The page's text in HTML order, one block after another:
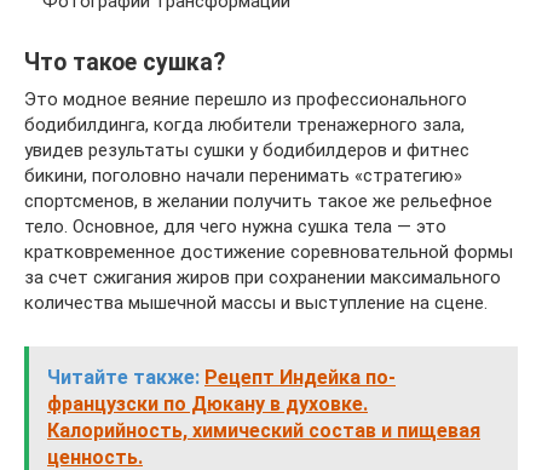
Что такое сушка?
Это модное веяние перешло из профессионального
бодибилдинга, когда любители тренажерного зала,
увидев результаты сушки у бодибилдеров и фитнес
бикини, поголовно начали перенимать «стратегию»
спортсменов, в желании получить такое же рельефное
тело. Основное, для чего нужна сушка тела — это
кратковременное достижение соревновательной формы
за счет сжигания жиров при сохранении максимального
количества мышечной массы и выступление на сцене.
Читайте также: Рецепт Индейка по-
французски по Дюкану в духовке.
Калорийность, химический состав и пищевая
ценность.